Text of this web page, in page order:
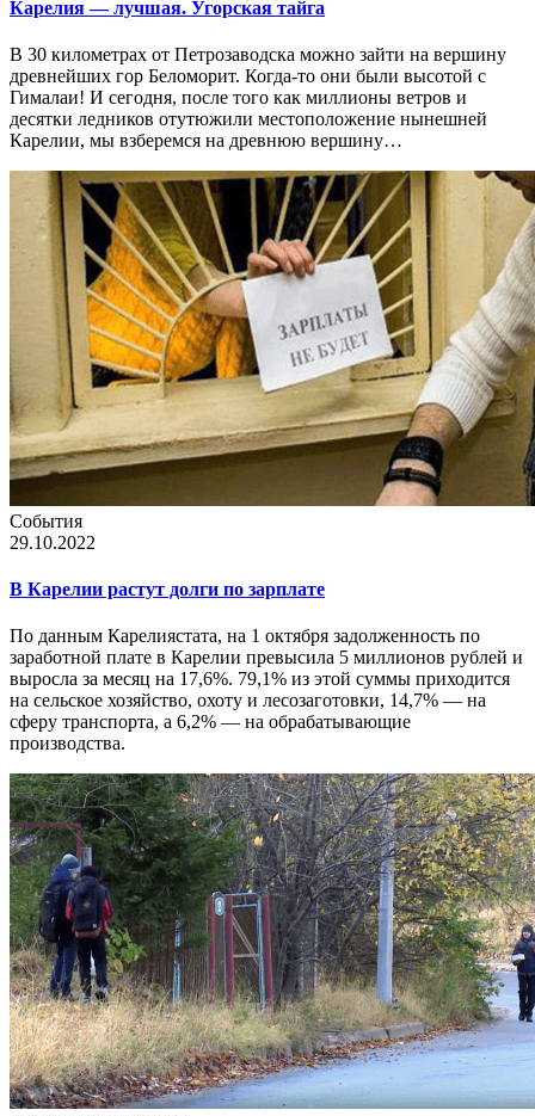
Карелия — лучшая. Угорская тайга
В 30 километрах от Петрозаводска можно зайти на вершину
древнейших гор Беломорит. Когда-то они были высотой с
Гималаи! И сегодня, после того как миллионы ветров и
десятки ледников отутюжили местоположение нынешней
Карелии, мы взберемся на древнюю вершину…
События
29.10.2022
В Карелии растут долги по зарплате
По данным Карелиястата, на 1 октября задолженность по
заработной плате в Карелии превысила 5 миллионов рублей и
выросла за месяц на 17,6%. 79,1% из этой суммы приходится
на сельское хозяйство, охоту и лесозаготовки, 14,7% — на
сферу транспорта, а 6,2% — на обрабатывающие
производства.